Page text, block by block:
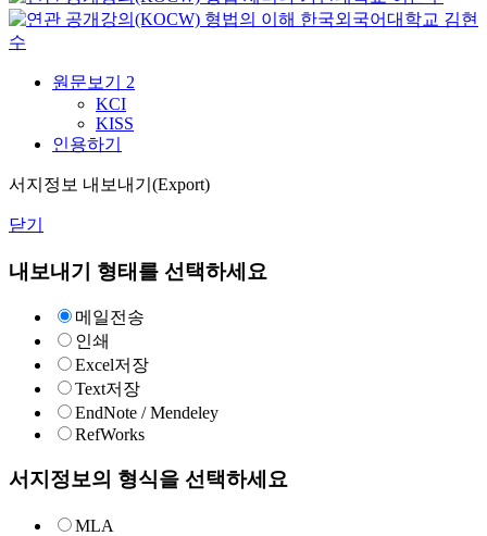
형법의 이해 한국외국어대학교 김현
수
원문보기 2
KCI
KISS
인용하기
서지정보 내보내기(Export)
닫기
내보내기 형태를 선택하세요
메일전송
인쇄
Excel저장
Text저장
EndNote / Mendeley
RefWorks
서지정보의 형식을 선택하세요
MLA